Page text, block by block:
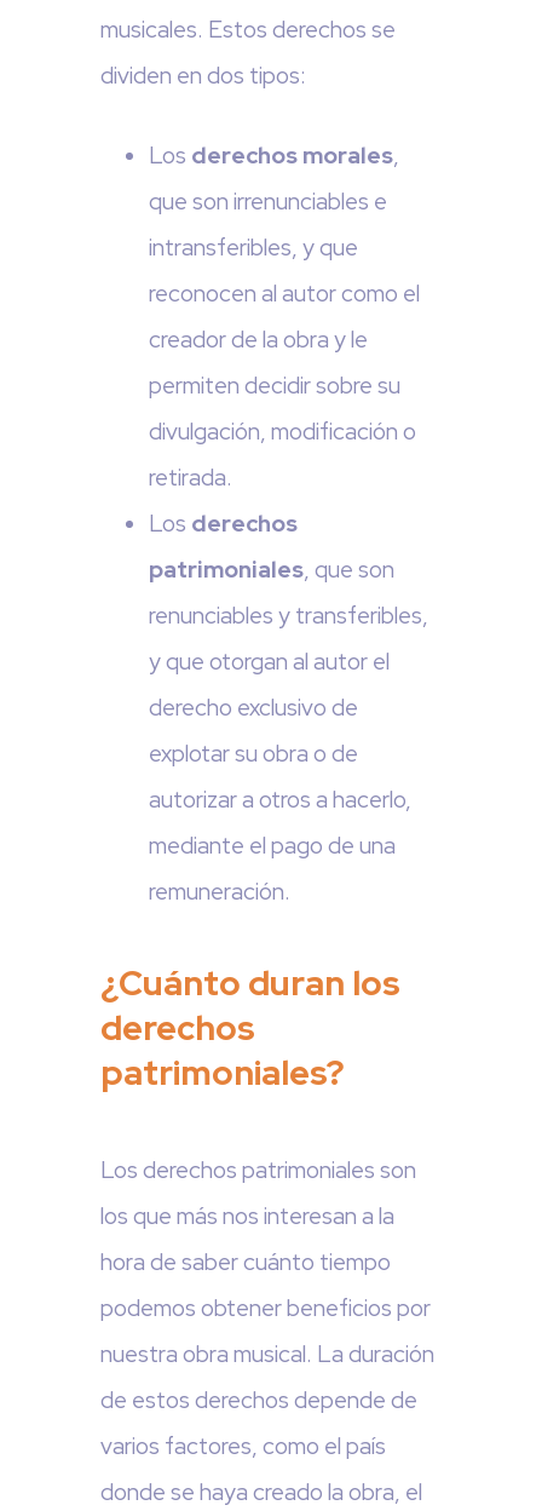
musicales. Estos derechos se
dividen en dos tipos:
Los derechos morales,
que son irrenunciables e
intransferibles, y que
reconocen al autor como el
creador de la obra y le
permiten decidir sobre su
divulgación, modificación o
retirada.
Los derechos
patrimoniales, que son
renunciables y transferibles,
y que otorgan al autor el
derecho exclusivo de
explotar su obra o de
autorizar a otros a hacerlo,
mediante el pago de una
remuneración.
¿Cuánto duran los
derechos
patrimoniales?
Los derechos patrimoniales son
los que más nos interesan a la
hora de saber cuánto tiempo
podemos obtener beneficios por
nuestra obra musical. La duración
de estos derechos depende de
varios factores, como el país
donde se haya creado la obra, el